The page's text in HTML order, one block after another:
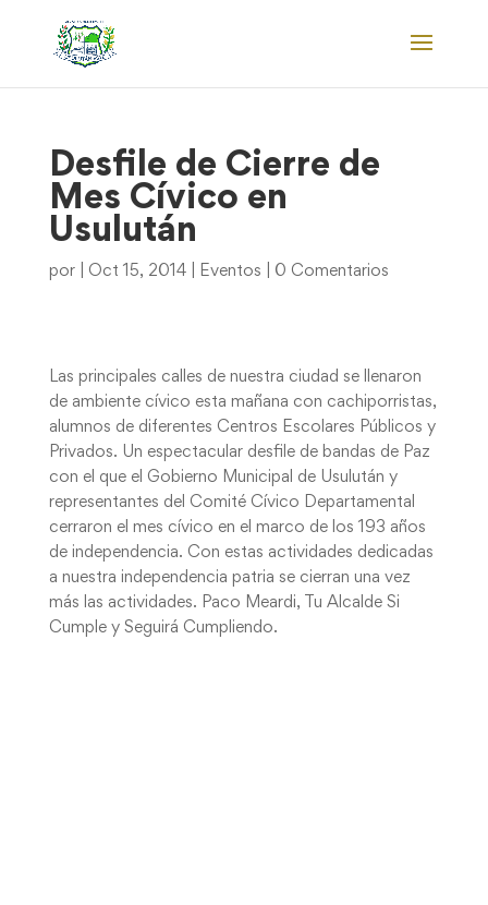
Desfile de Cierre de
Mes Cívico en
Usulután
por Oct 15, 2014| Eventos 0 Comentarios
Las principales calles de nuestra ciudad se llenaron
de ambiente cívico esta mañana con cachiporristas,
alumnos de diferentes Centros Escolares Públicos y
Privados. Un espectacular desfile de bandas de Paz
con el que el Gobierno Municipal de Usulután y
representantes del Comité Cívico Departamental
cerraron el mes cívico en el marco de los 193 años
de independencia. Con estas actividades dedicadas
a nuestra independencia patria se cierran una vez
más las actividades. Paco Meardi, Tu Alcalde Si
Cumple y Seguirá Cumpliendo.